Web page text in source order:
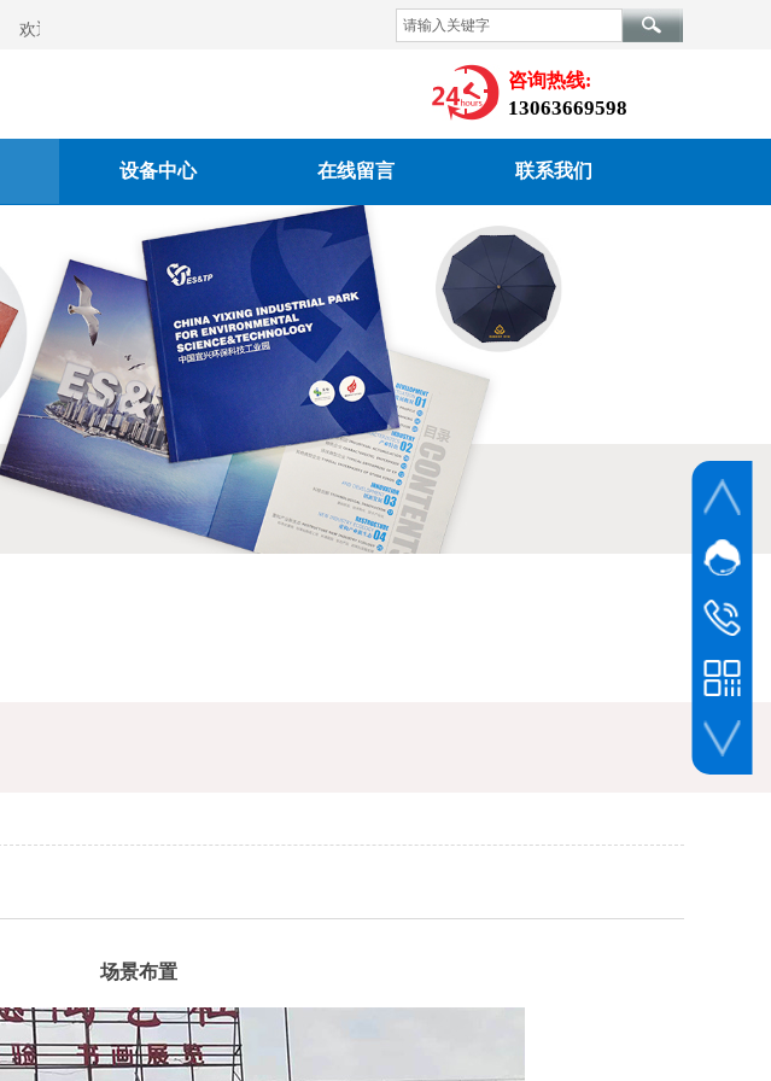
欢迎光临宜兴市人民印刷有限公司企业官方网站，是一家集设计、印刷、广告、制作及发布为一体的
公司电话：0510-87996393，欢迎新老客户来电垂询！
咨询热线:
13063669598
设备中心 在线留言 联系我们
场景布置
网站客
服务热线